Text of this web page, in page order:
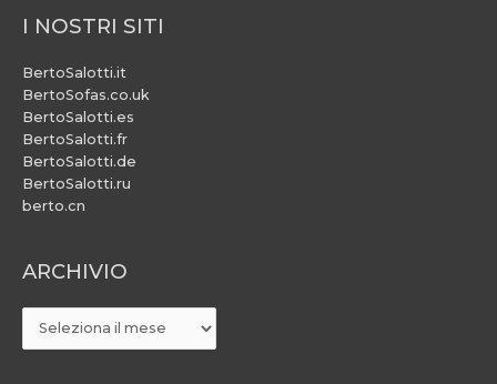
I NOSTRI SITI
BertoSalotti.it
BertoSofas.co.uk
BertoSalotti.es
BertoSalotti.fr
BertoSalotti.de
BertoSalotti.ru
berto.cn
ARCHIVIO
ARCHIVIO